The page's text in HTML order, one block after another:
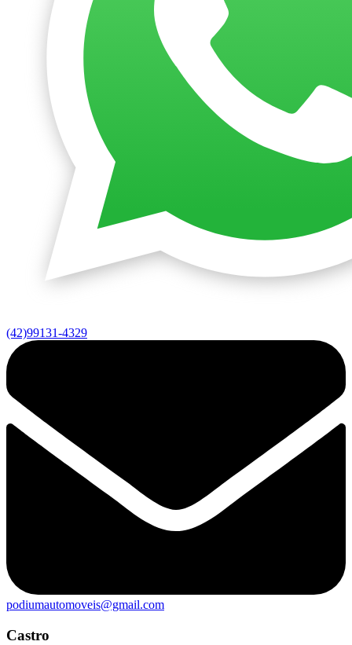
(42)99131-4329
podiumautomoveis@gmail.com
Castro